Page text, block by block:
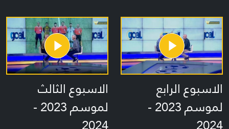
الاسبوع الرابع
لموسم 2023 -
الاسبوع الثالث
لموسم 2023 -